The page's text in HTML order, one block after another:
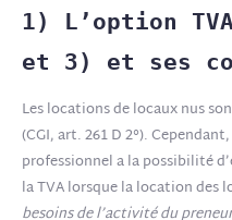
1) L’option
et 3) et ses
Les locations de locaux nus
(CGI, art. 261 D 2°).
professionnel a la possibilité
la TVA lorsque la location des